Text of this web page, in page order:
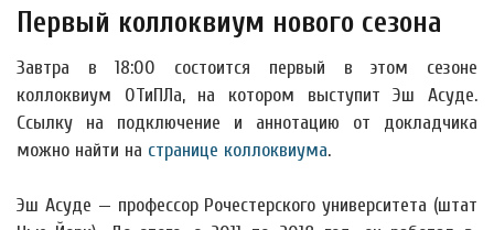
Первый коллоквиум нового сезона
Завтра в 18:00 состоится первый в этом сезоне
коллоквиум ОТиПЛа, на котором выступит Эш Асуде.
Ссылку на подключение и аннотацию от докладчика
можно найти на странице коллоквиума.
Эш Асуде — профессор Рочестерского университета (штат